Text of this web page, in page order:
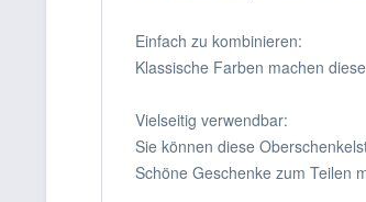
Einfach zu kombinieren:
Klassische Farben machen
Vielseitig verwendbar:
Sie können diese
Schöne Geschenke zum Teilen